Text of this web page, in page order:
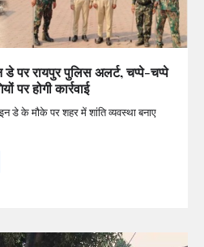
पर रायपुर पुलिस अलर्ट, चप्पे-चप्पे
पर होगी कार्रवाई
के मौके पर शहर में शांति व्यवस्था बनाए